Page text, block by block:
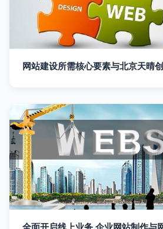
网站建设所需核心要素与北京天晴